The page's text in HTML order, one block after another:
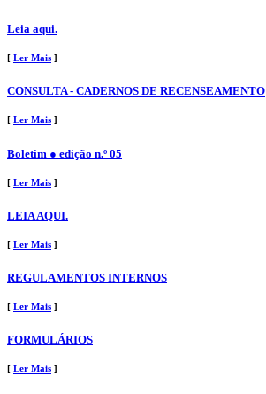
Leia aqui.
[ Ler Mais ]
CONSULTA - CADERNOS DE RECENSEAMENTO
[ Ler Mais ]
Boletim ● edição n.º 05
[ Ler Mais ]
LEIA AQUI.
[ Ler Mais ]
REGULAMENTOS INTERNOS
[ Ler Mais ]
FORMULÁRIOS
[ Ler Mais ]